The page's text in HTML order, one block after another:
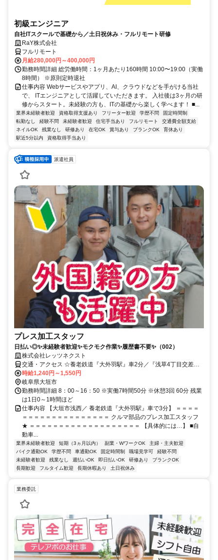
初級エンジニア
自社ITスクールで基礎から／土日祝休み・フルリモート研修
RaY株式会社
フルリモート
月給280,000円～400,000円
勤務時間詳細 総労働時間：1ヶ月あたり160時間 10:00〜19:00（実働
8時間） ※原則定時退社
仕事内容 Webサービスやアプリ、AI、クラウドなどを手がける当社
で、 ITエンジニアとして活躍していただきます。 入社後は3ヶ月の研
修からスタート。未経験の方も、ITの基礎から楽しく学べます！ ■...
業界未経験者歓迎 資格取得支援あり フリーター歓迎 学歴不問
固定時間制
転勤なし
経験不問 未経験者歓迎 住宅手当あり フルリモート
交通費全額支給
ネイルOK
残業なし 研修あり 在宅OK 賞与あり ブランクOK
育休あり
駅近5分以内
資格取得手当あり
派遣社員
プレス加工スタッフ
日払い◎✨未経験者歓迎✨モクモク作業✨履歴書不要✨（002）
株式会社レッツネクスト
交通・アクセス ☆養老鉄道『大外羽駅』車2分／『浅草4丁目交差
点』徒歩16分／車・バイク通勤OK
時給1,240円～1,550円
岐阜県大垣市
勤務時間詳細 8：00～16：50 ※実働7時間50分 ※休憩3回 60分 残業
は1日0～1時間ほど
仕事内容 【大垣市浅西／ 養老鉄道『大外羽駅』車で3分】 ＝＝＝＝
＝＝＝＝＝＝＝＝＝＝＝＝＝＝＝ クルマ部品のプレス加工スタッフ
★ ＝＝＝＝＝＝＝＝＝＝＝＝＝＝＝＝＝＝＝ 【具体的には…】 ■自
動車...
業界未経験者歓迎 短期（3ヵ月以内） 副業・WワークOK
主婦・主夫歓迎
バイク通勤OK
学歴不問 車通勤OK 固定時間制 職場見学可
経験不問
未経験者歓迎
残業なし 週払いOK 即日払いOK 研修あり
ブランクOK
長期歓迎
フルタイム歓迎 長期休暇あり 土日祝休み
業務委託